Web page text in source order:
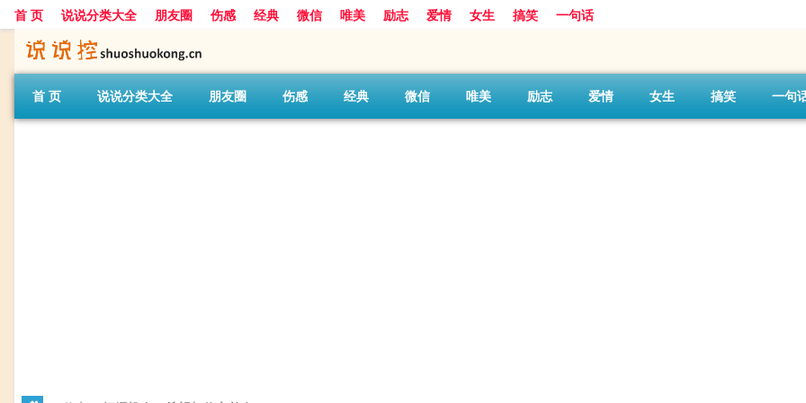
首 页 说说分类大全 朋友圈 伤感 经典 微信 唯美 励志 爱情 女生 搞笑 一句话
首 页 说说分类大全 朋友圈 伤感 经典 微信 唯美 励志 爱情 女生 搞笑 一句